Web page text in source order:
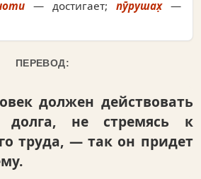
— достигает; пӯрушах̣—
ПЕРЕВОД:
должен действовать
долга, не стремясь к
труда, — так он придет